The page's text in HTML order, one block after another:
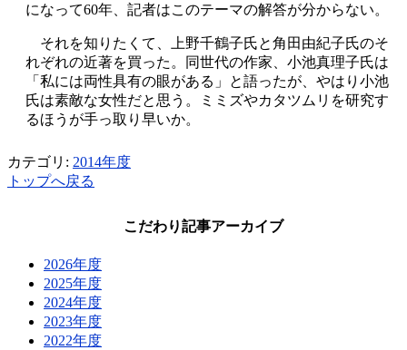
になって60年、記者はこのテーマの解答が分からない。
それを知りたくて、上野千鶴子氏と角田由紀子氏のそ
れぞれの近著を買った。同世代の作家、小池真理子氏は
「私には両性具有の眼がある」と語ったが、やはり小池
氏は素敵な女性だと思う。ミミズやカタツムリを研究す
るほうが手っ取り早いか。
カテゴリ: 2014年度
トップへ戻る
こだわり記事アーカイブ
2026年度
2025年度
2024年度
2023年度
2022年度